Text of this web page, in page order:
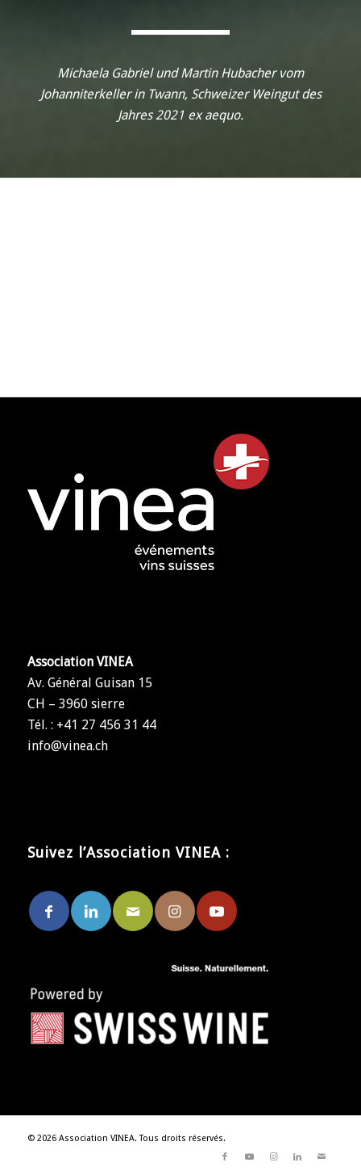
Michaela Gabriel und Martin Hubacher vom
Johanniterkeller in Twann, Schweizer Weingut des
Jahres 2021 ex aequo.
Association VINEA
Av. Général Guisan 15
CH – 3960 sierre
Tél. : +41 27 456 31 44
info@vinea.ch
Suivez l’Association VINEA :
© 2026 Association VINEA. Tous droits réservés.